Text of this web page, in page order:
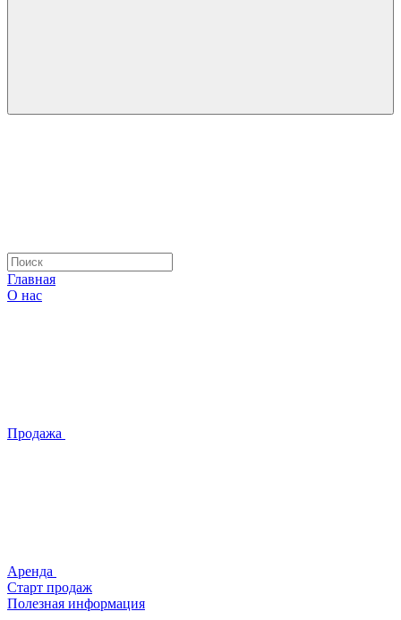
Главная
О нас
Продажа
Аренда
Старт продаж
Полезная информация